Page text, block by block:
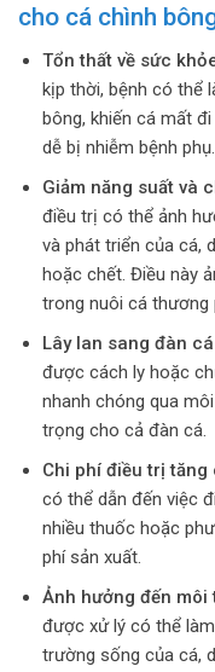
cho cá chình
Tổn thất về sức
kịp thời, bệnh có thể
bông, khiến cá mất
dễ bị nhiễm bệnh phụ.
Giảm năng suất và
điều trị có thể ảnh
và phát triển của cá,
hoặc chết. Điều này
trong nuôi cá thương
Lây lan sang đàn
được cách ly hoặc
nhanh chóng qua
trọng cho cả đàn cá.
Chi phí điều trị tăng
có thể dẫn đến việc
nhiều thuốc hoặc
phí sản xuất.
Ảnh hưởng đến môi
được xử lý có thể
trường sống của cá,